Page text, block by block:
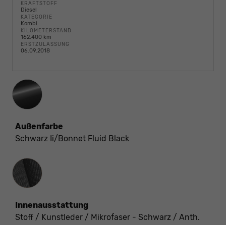
KRAFTSTOFF
Diesel
KATEGORIE
Kombi
KILOMETERSTAND
162.400 km
ERSTZULASSUNG
06.09.2018
Außenfarbe
Schwarz Ii/Bonnet Fluid Black
Innenausstattung
Innenausstattung
Stoff / Kunstleder / Mikrofaser - Schwarz / Anth.